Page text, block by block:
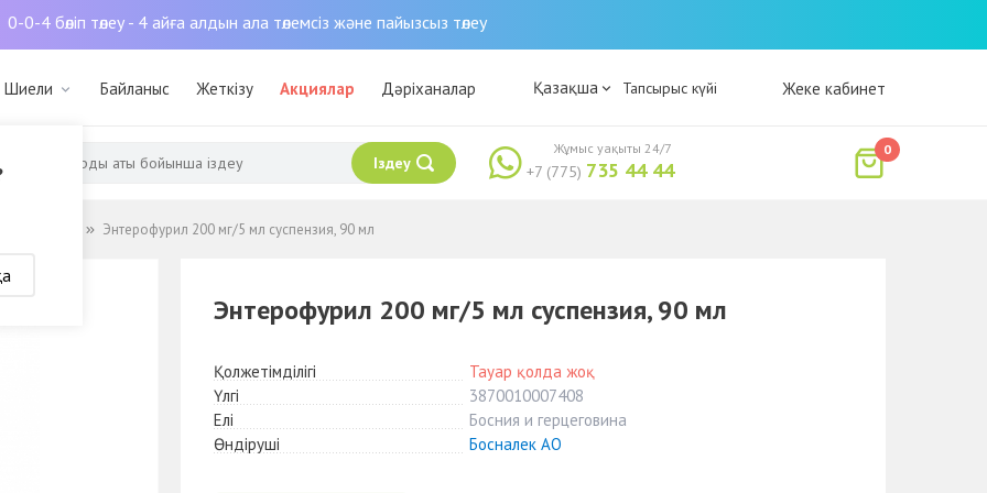
0-0-4 бөліп төлеу - 4 айға алдын ала төлемсіз және пайызсыз төлеу
Шиели Байланыс Жеткізу Акциялар Дәріханалар Қазақша Тапсырыс күйі Жеке кабинет
Іздеу +7 (775) 735 44 44
Жұмыс уақыты 24/7 0
Энтерофурил 200 мг/5 мл суспензия, 90 мл
Энтерофурил 200 мг/5 мл суспензия, 90 мл
Қолжетімділігі
Тауар қолда жоқ
Үлгі
3870010007408
Елі
Босния и герцеговина
Өндіруші
Босналек АО